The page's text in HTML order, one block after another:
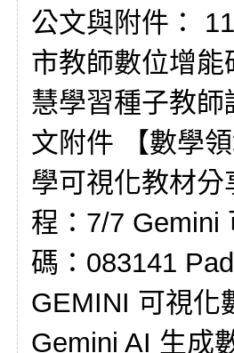
公文與附件：
市教師數位增
慧學習種子教
文附件 【數學
學可視化教材
程：7/7 Gemini
碼：083141
GEMINI 可視化
Gemini AI 生成